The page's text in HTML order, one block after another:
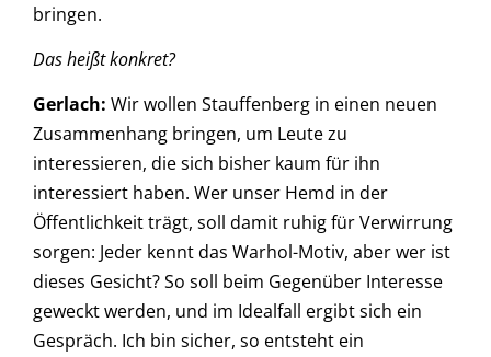
bringen.
Das heißt konkret?
Gerlach: Wir wollen Stauffenberg in einen neuen
Zusammenhang bringen, um Leute zu
interessieren, die sich bisher kaum für ihn
interessiert haben. Wer unser Hemd in der
Öffentlichkeit trägt, soll damit ruhig für Verwirrung
sorgen: Jeder kennt das Warhol-Motiv, aber wer ist
dieses Gesicht? So soll beim Gegenüber Interesse
geweckt werden, und im Idealfall ergibt sich ein
Gespräch. Ich bin sicher, so entsteht ein